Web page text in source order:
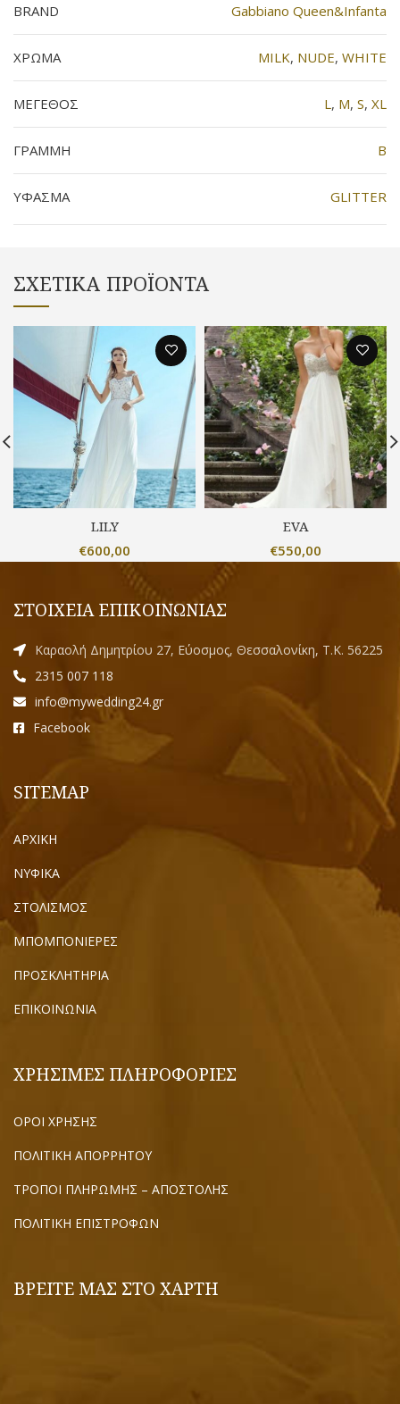
BRAND Gabbiano Queen&Infanta
ΧΡΩΜΑ MILK, NUDE, WHITE
ΜΕΓΕΘΟΣ L , M, S, XL
ΓΡΑΜΜΗ B
ΥΦΑΣΜΑ GLITTER
ΣΧΕΤΙΚΆ ΠΡΟΪΌΝΤΑ
LILY
€600,00
EVA
€550,00
ΣΤΟΙΧΕΙΑ ΕΠΙΚΟΙΝΩΝΙΑΣ
Καραολή Δημητρίου 27, Εύοσμος, Θεσσαλονίκη, Τ.Κ. 56225
2315 007 118
info@mywedding24.gr
Facebook
SITEMAP
ΑΡΧΙΚΗ
ΝΥΦΙΚΑ
ΣΤΟΛΙΣΜΟΣ
ΜΠΟΜΠΟΝΙΕΡΕΣ
ΠΡΟΣΚΛΗΤΗΡΙΑ
ΕΠΙΚΟΙΝΩΝΙΑ
ΧΡΗΣΙΜΕΣ ΠΛΗΡΟΦΟΡΙΕΣ
ΟΡΟΙ ΧΡΗΣΗΣ
ΠΟΛΙΤΙΚΗ ΑΠΟΡΡΗΤΟΥ
ΤΡΟΠΟΙ ΠΛΗΡΩΜΗΣ – ΑΠΟΣΤΟΛΗΣ
ΠΟΛΙΤΙΚΗ ΕΠΙΣΤΡΟΦΩΝ
ΒΡΕΙΤΕ ΜΑΣ ΣΤΟ ΧΑΡΤΗ